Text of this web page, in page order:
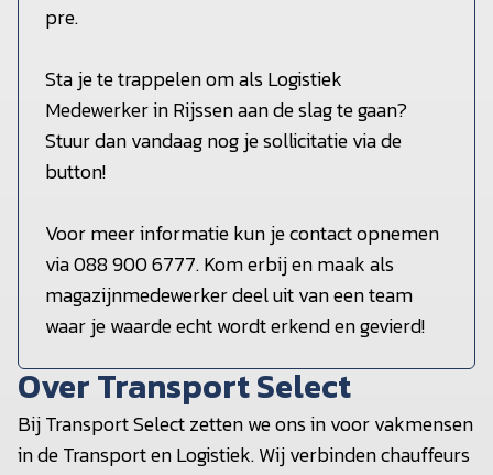
pre.
Sta je te trappelen om als Logistiek
Medewerker in Rijssen aan de slag te gaan?
Stuur dan vandaag nog je sollicitatie via de
button!
Voor meer informatie kun je contact opnemen
via 088 900 6777. Kom erbij en maak als
magazijnmedewerker deel uit van een team
waar je waarde echt wordt erkend en gevierd!
Over Transport Select
Bij Transport Select zetten we ons in voor vakmensen
in de Transport en Logistiek. Wij verbinden chauffeurs